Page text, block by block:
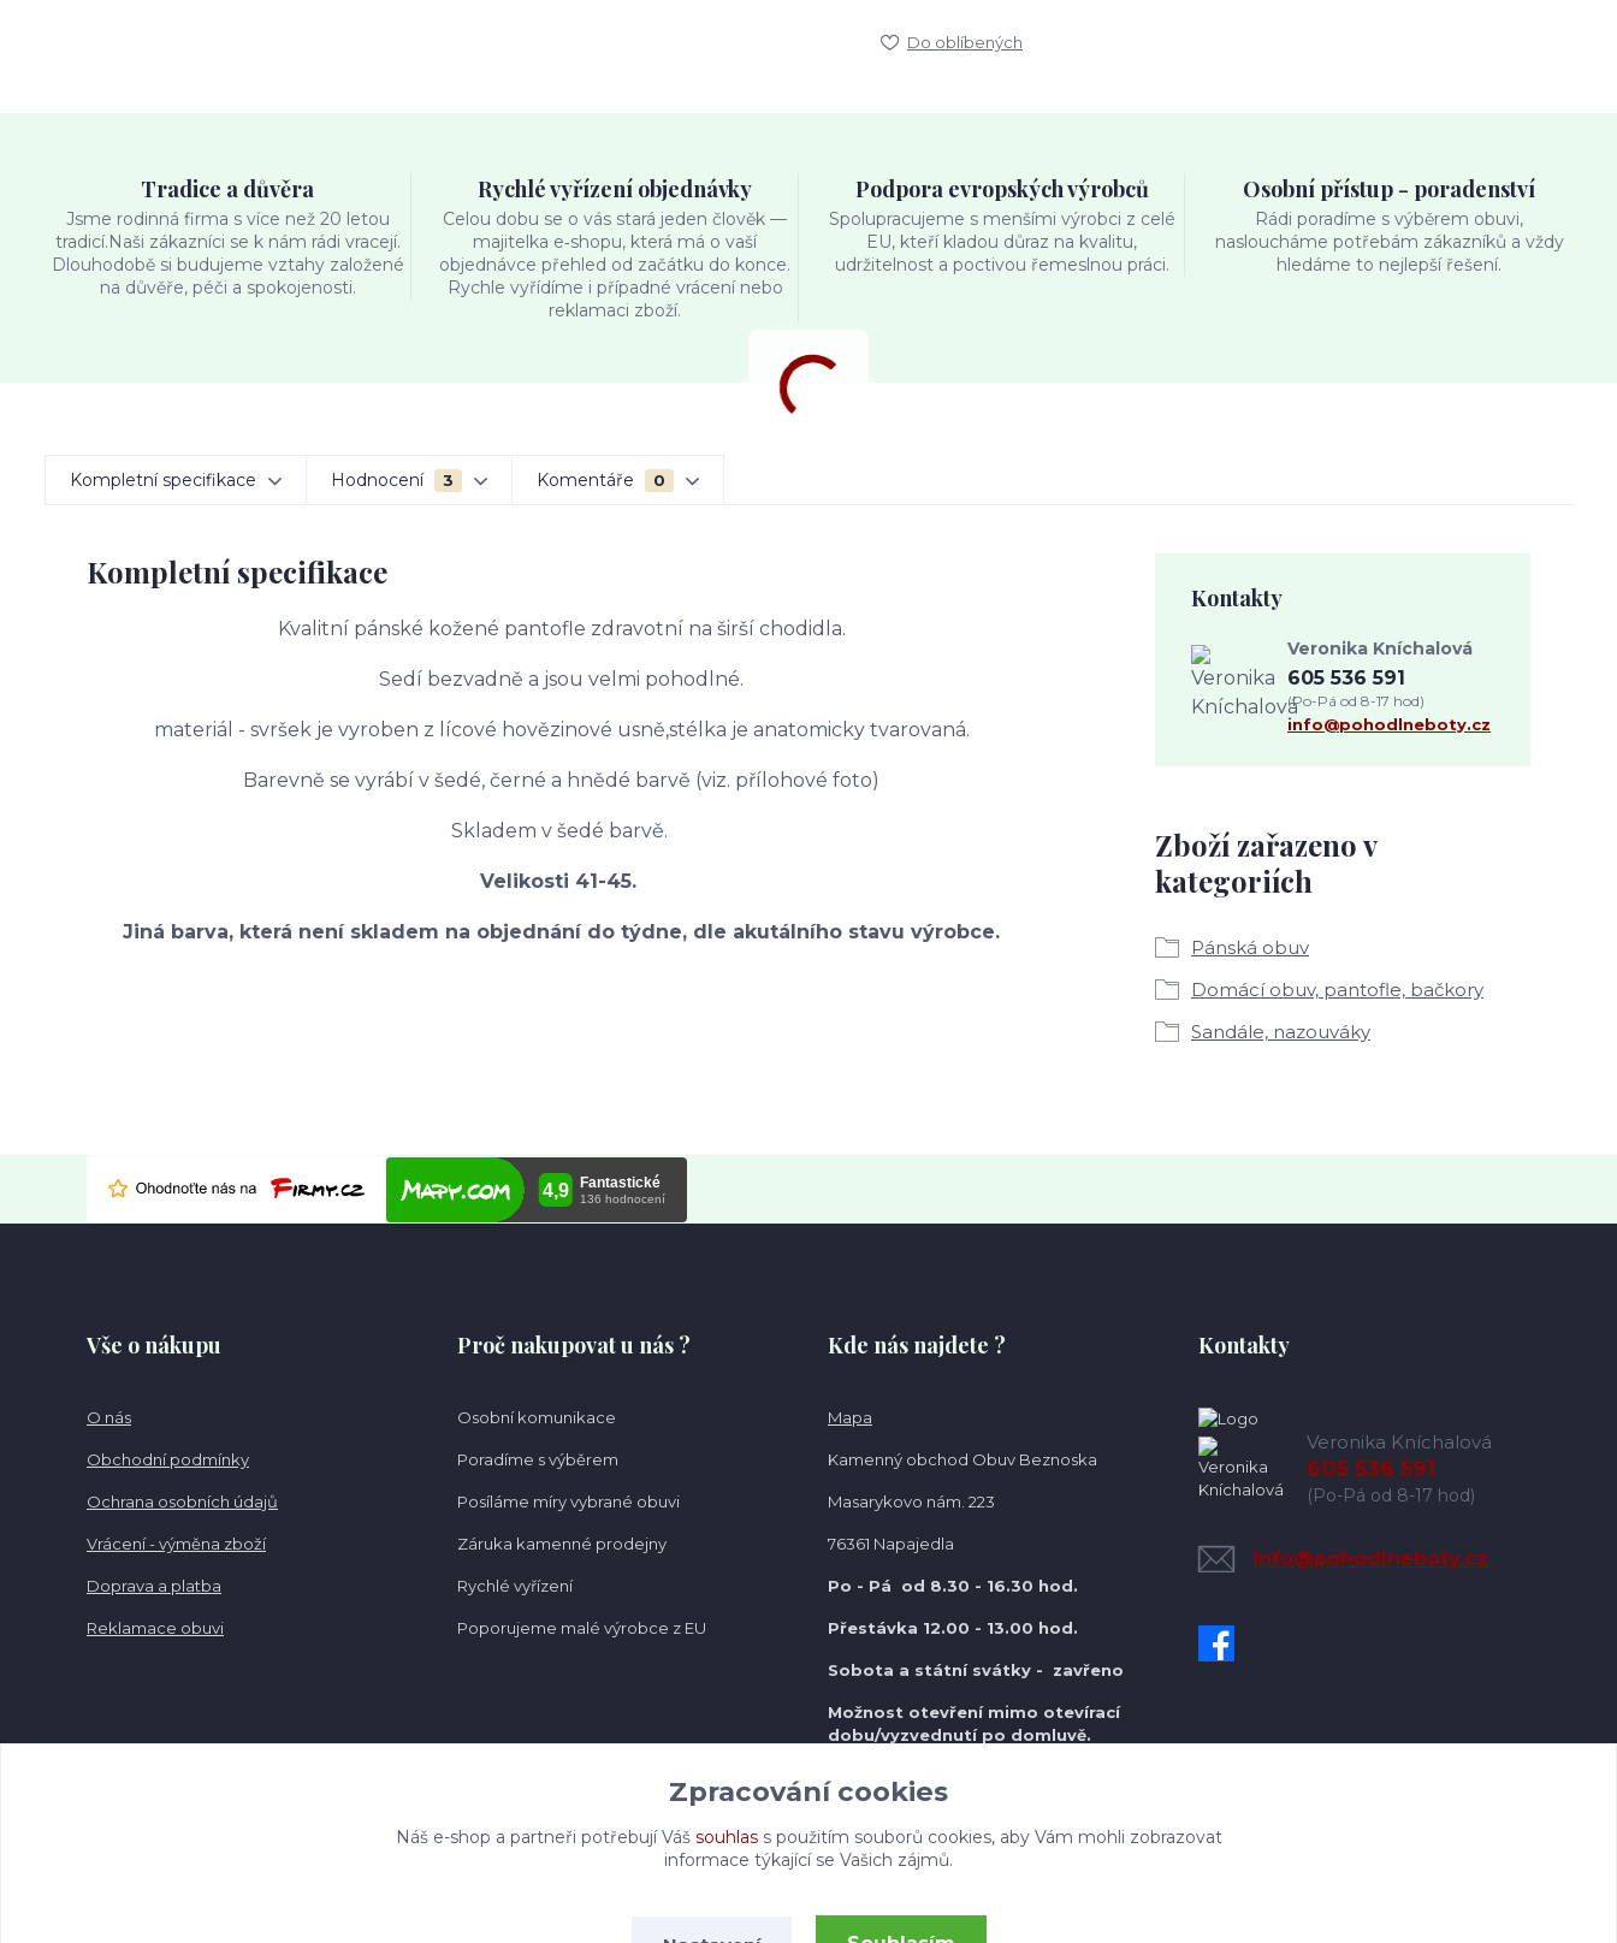
Do oblíbených
Tradice a důvěra
Jsme rodinná firma s více než 20 letou
tradicí.Naši zákazníci se k nám rádi vracejí.
Dlouhodobě si budujeme vztahy založené
na důvěře, péči a spokojenosti.
Rychlé vyřízení objednávky
Celou dobu se o vás stará jeden člověk —
majitelka e‑shopu, která má o vaší
objednávce přehled od začátku do konce.
Rychle vyřídíme i případné vrácení nebo
reklamaci zboží.
Podpora evropských výrobců
Spolupracujeme s menšími výrobci z celé
EU, kteří kladou důraz na kvalitu,
udržitelnost a poctivou řemeslnou práci.
Osobní přístup - poradenství
Rádi poradíme s výběrem obuvi,
nasloucháme potřebám zákazníků a vždy
hledáme to nejlepší řešení.
Kompletní specifikace Hodnocení 3 Komentáře 0
Kompletní specifikace
Kvalitní pánské kožené pantofle zdravotní na širší chodidla.
Sedí bezvadně a jsou velmi pohodlné.
materiál - svršek je vyroben z lícové hovězinové usně,stélka je anatomicky tvarovaná.
Barevně se vyrábí v šedé, černé a hnědé barvě (viz. přílohové foto)
Skladem v šedé barvě.
Velikosti 41-45.
Jiná barva, která není skladem na objednání do týdne, dle akutálního stavu výrobce.
Zboží zařazeno v
kategoriích
Pánská obuv
Domácí obuv, pantofle, bačkory
Sandále, nazouváky
Kontakty
Veronika Kníchalová
605 536 591
(Po-Pá od 8-17 hod)
info@pohodlneboty.cz
Vše o nákupu
O nás
Obchodní podmínky
Ochrana osobních údajů
Vrácení - výměna zboží
Doprava a platba
Reklamace obuvi
Proč nakupovat u nás ?
Osobní komunikace
Poradíme s výběrem
Posíláme míry vybrané obuvi
Záruka kamenné prodejny
Rychlé vyřízení
Poporujeme malé výrobce z EU
Kde nás najdete ?
Mapa
Kamenný obchod Obuv Beznoska
Masarykovo nám. 223
76361 Napajedla
Po - Pá od 8.30 - 16.30 hod.
Přestávka 12.00 - 13.00 hod.
Sobota a státní svátky - zavřeno
Možnost otevření mimo otevírací
dobu/vyzvednutí po domluvě.
Kontakty
Veronika Kníchalová
605 536 591
(Po-Pá od 8-17 hod)
info@pohodlneboty.cz
Zpracování cookies
Náš e-shop a partneři potřebují Váš souhlass použitím souborů cookies, aby Vám mohli zobrazovat
informace týkající se Vašich zájmů.